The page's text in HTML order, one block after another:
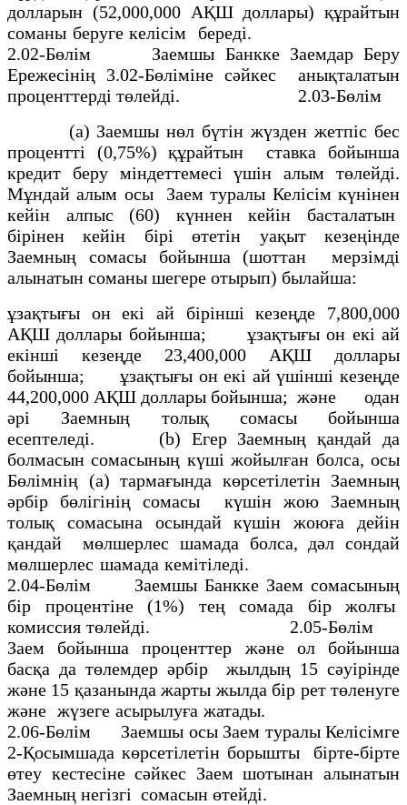
долларын (52,000,000 АҚШ доллары) құрайтын
соманы беруге келiсiм бередi.
2.02-Бөлiм Заемшы Банкке Заемдар Беру
Ережесiнiң 3.02-Бөлiмiне сәйкес анықталатын
проценттерді төлейдi. 2.03-Бөлiм
(а) Заемшы нөл бүтiн жүзден жетпiс бес
процентті (0,75%) құрайтын ставка бойынша
кредит беру мiндеттемесi үшiн алым төлейдi.
Мұндай алым осы Заем туралы Келiсiм күнiнен
кейiн алпыс (60) күннен кейiн басталатын
бiрiнен кейiн бiрi өтетін уақыт кезеңiнде
Заемның сомасы бойынша (шоттан мерзiмдi
алынатын соманы шегере отырып) былайша:
ұзақтығы он екi ай бiрiншi кезеңде 7,800,000
АҚШ доллары бойынша; ұзақтығы он екi ай
екiншi кезеңде 23,400,000 АҚШ доллары
бойынша; ұзақтығы он екi ай үшiншi кезеңде
44,200,000 АҚШ доллары бойынша; және одан
әрі Заемның толық сомасы бойынша
есептеледi. (b) Егер Заемның қандай да
болмасын сомасының күшi жойылған болса, осы
Бөлiмнiң (а) тармағында көрсетiлетiн Заемның
әрбiр бөлiгiнiң сомасы күшiн жою Заемның
толық сомасына осындай күшiн жоюға дейiн
қандай мөлшерлес шамада болса, дәл сондай
мөлшерлес шамада кемітіледі.
2.04-Бөлiм Заемшы Банкке Заем сомасының
бiр процентіне (1%) тең сомада бiр жолғы
комиссия төлейдi. 2.05-Бөлiм
Заем бойынша проценттер және ол бойынша
басқа да төлемдер әрбiр жылдың 15 сәуiрiнде
және 15 қазанында жарты жылда бiр рет төленуге
және жүзеге асырылуға жатады.
2.06-Бөлiм Заемшы осы Заем туралы Келiсiмге
2-Қосымшада көрсетiлетiн борышты бiрте-бiрте
өтеу кестесiне сәйкес Заем шотынан алынатын
Заемның негiзгi сомасын өтейдi.